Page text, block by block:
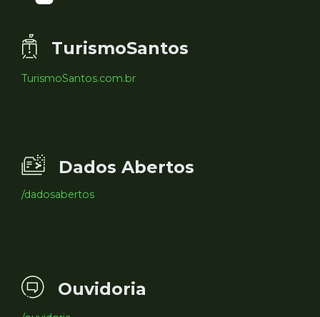
TurismoSantos
TurismoSantos.com.br
Dados Abertos
/dadosabertos
Ouvidoria